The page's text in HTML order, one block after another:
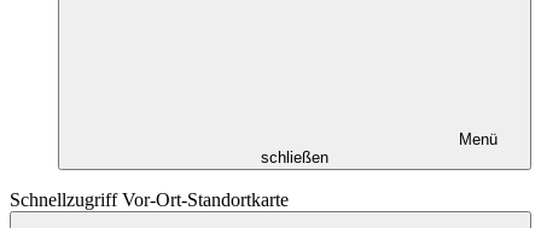
Menü
schließen
Schnellzugriff Vor-Ort-Standortkarte